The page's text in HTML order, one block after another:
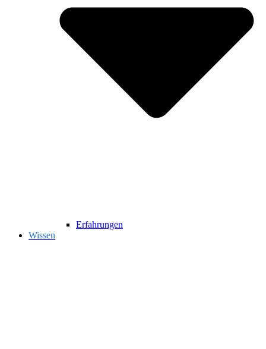
Erfahrungen
Wissen